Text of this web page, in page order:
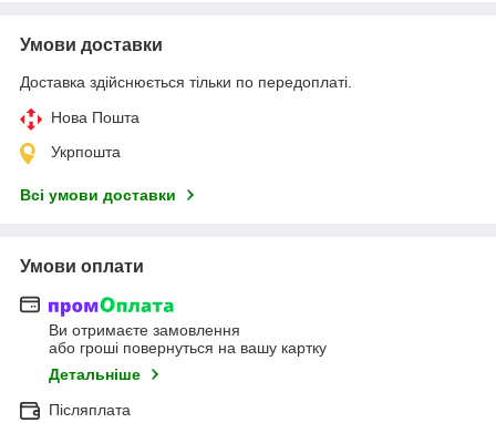
Умови доставки
Доставка здійснюється тільки по передоплаті.
Нова Пошта
Укрпошта
Всі умови доставки
Умови оплати
Ви отримаєте замовлення
або гроші повернуться на вашу картку
Детальніше
Післяплата